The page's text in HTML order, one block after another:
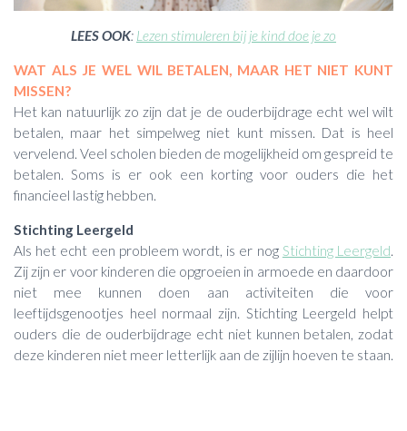
LEES OOK: Lezen stimuleren bij je kind doe je zo
WAT ALS JE WEL WIL BETALEN, MAAR HET NIET KUNT
MISSEN?
Het kan natuurlijk zo zijn dat je de ouderbijdrage echt wel wilt
betalen, maar het simpelweg niet kunt missen. Dat is heel
vervelend. Veel scholen bieden de mogelijkheid om gespreid te
betalen. Soms is er ook een korting voor ouders die het
financieel lastig hebben.
Stichting Leergeld
Als het echt een probleem wordt, is er nog Stichting Leergeld.
Zij zijn er voor kinderen die opgroeien in armoede en daardoor
niet mee kunnen doen aan activiteiten die voor
leeftijdsgenootjes heel normaal zijn. Stichting Leergeld helpt
ouders die de ouderbijdrage echt niet kunnen betalen, zodat
deze kinderen niet meer letterlijk aan de zijlijn hoeven te staan.